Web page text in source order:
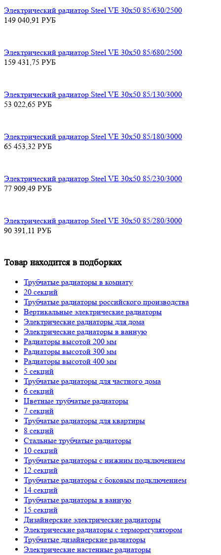
Электрический радиатор Steel VE 30х50 85/630/2500
149 040,91 РУБ
Электрический радиатор Steel VE 30х50 85/680/2500
159 431,75 РУБ
Электрический радиатор Steel VE 30х50 85/130/3000
53 022,65 РУБ
Электрический радиатор Steel VE 30х50 85/180/3000
65 453,32 РУБ
Электрический радиатор Steel VE 30х50 85/230/3000
77 909,49 РУБ
Электрический радиатор Steel VE 30х50 85/280/3000
90 391,11 РУБ
Товар находится в подборках
Трубчатые радиаторы в комнату
20 секций
Трубчатые радиаторы российского производства
Вертикальные электрические радиаторы
Электрические радиаторы для дома
Электрические радиаторы в ванную
Радиаторы высотой 200 мм
Радиаторы высотой 300 мм
Радиаторы высотой 400 мм
5 секций
Трубчатые радиаторы для частного дома
6 секций
Цветные трубчатые радиаторы
7 секций
Трубчатые радиаторы для квартиры
8 секций
Стальные трубчатые радиаторы
10 секций
Трубчатые радиаторы с нижним подключением
12 секций
Трубчатые радиаторы с боковым подключением
14 секций
Трубчатые радиаторы в ванную
15 секций
Дизайнерские электрические радиаторы
Электрические радиаторы с терморегулятором
Трубчатые дизайнерские радиаторы
Электрические настенные радиаторы